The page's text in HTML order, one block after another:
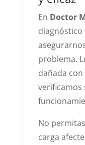
En Doctor
diagnóstico
problema.
dañada
verificamos
No
carga